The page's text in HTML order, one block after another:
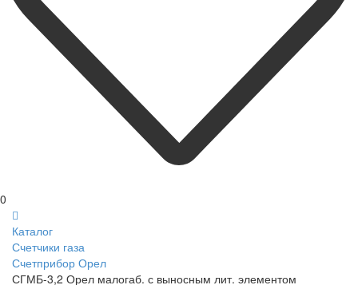
0
Каталог
Счетчики газа
Счетприбор Орел
СГМБ-3,2 Орел малогаб. с выносным лит. элементом